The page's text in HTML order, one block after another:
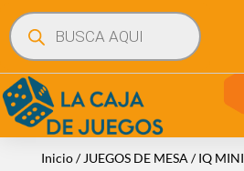
Búsqueda
de
productos
Inicio/ JUEGOS DE MESA / IQ MINI